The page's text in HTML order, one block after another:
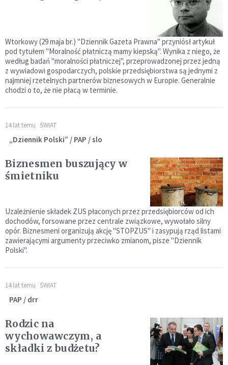
Wtorkowy (29 maja br.) "Dziennik Gazeta Prawna" przyniósł artykuł
pod tytułem "Moralność płatniczą mamy kiepską". Wynika z niego, że
według badań "moralności płatniczej", przeprowadzonej przez jedną
z wywiadowi gospodarczych, polskie przedsiębiorstwa są jednymi z
najmniej rzetelnych partnerów biznesowych w Europie. Generalnie
chodzi o to, że nie płacą w terminie.
14 lat temu ŚWIAT
„Dziennik Polski” / PAP / slo
Biznesmen buszujący w
śmietniku
Uzależnienie składek ZUS płaconych przez przedsiębiorców od ich
dochodów, forsowane przez centrale związkowe, wywołało silny
opór. Biznesmeni organizują akcję "STOPZUS" i zasypują rząd listami
zawierającymi argumenty przeciwko zmianom, pisze "Dziennik
Polski".
14 lat temu ŚWIAT
PAP / drr
Rodzic na
wychowawczym, a
składki z budżetu?